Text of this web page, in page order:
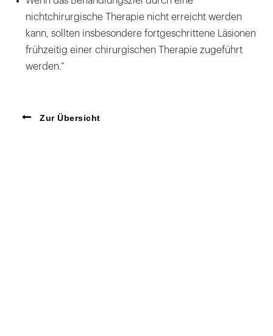
nichtchirurgische Therapie nicht erreicht werden
kann, sollten insbesondere fortgeschrittene Läsionen
frühzeitig einer chirurgischen Therapie zugeführt
werden.“
Zur Übersicht